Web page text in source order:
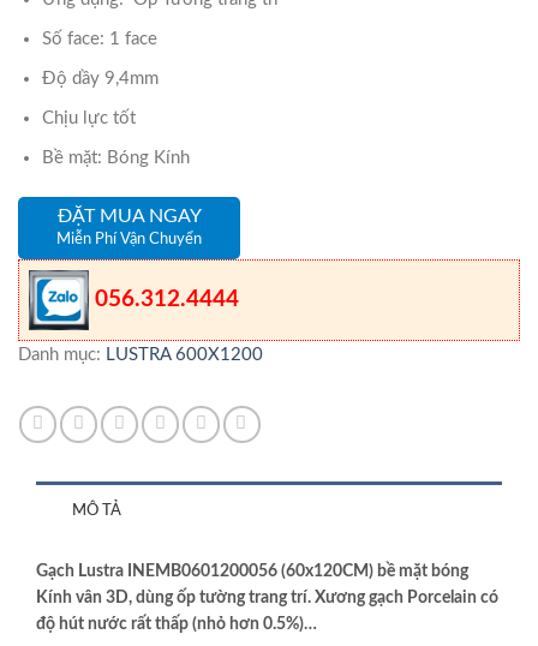
Số face: 1 face
Độ dầy 9,4mm
Chịu lực tốt
Bề mặt: Bóng Kính
ĐẶT MUA NGAY
Miễn Phí Vận Chuyển
056.312.4444
Danh mục: LUSTRA 600X1200
MÔ TẢ
Gạch Lustra INEMB0601200056 (60x120CM) bề mặt bóng
Kính vân 3D, dùng ốp tường trang trí. Xương gạch Porcelain có
độ hút nước rất thấp (nhỏ hơn 0.5%)…